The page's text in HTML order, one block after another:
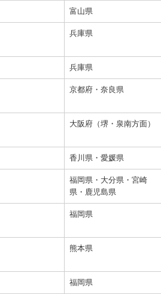
富山県
兵庫県
兵庫県
京都府・奈良県
大阪府（堺・泉南方面）
香川県・愛媛県
福岡県・大分県・宮崎
県・鹿児島県
福岡県
熊本県
福岡県